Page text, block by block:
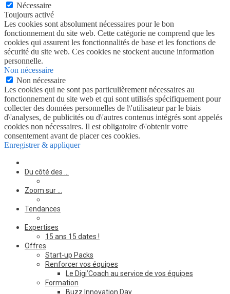
Nécessaire
Toujours activé
Les cookies sont absolument nécessaires pour le bon
fonctionnement du site web. Cette catégorie ne comprend que les
cookies qui assurent les fonctionnalités de base et les fonctions de
sécurité du site web. Ces cookies ne stockent aucune information
personnelle.
Non nécessaire
Non nécessaire
Les cookies qui ne sont pas particulièrement nécessaires au
fonctionnement du site web et qui sont utilisés spécifiquement pour
collecter des données personnelles de l\'utilisateur par le biais
d\'analyses, de publicités ou d\'autres contenus intégrés sont appelés
cookies non nécessaires. Il est obligatoire d\'obtenir votre
consentement avant de placer ces cookies.
Enregistrer & appliquer
Du côté des …
Zoom sur …
Tendances
Expertises
15 ans 15 dates !
Offres
Start-up Packs
Renforcer vos équipes
Le Digi’Coach au service de vos équipes
Formation
Buzz Innovation Day